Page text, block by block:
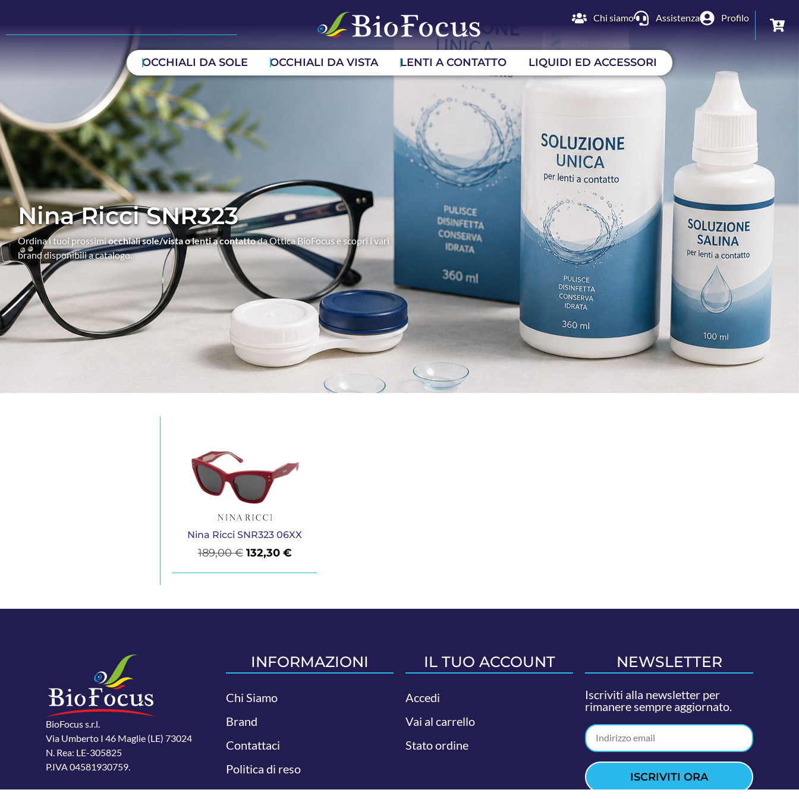
Chi siamo Assistenza Profilo
OCCHIALI DA SOLE OCCHIALI DA VISTA LENTI A CONTATTO LIQUIDI ED ACCESSORI
Nina Ricci SNR323
Ordina i tuoi prossimiocchiali sole/vista o lenti a contattoda Ottica BioFocus e scopri i vari
brand disponibili a catalogo.
Nina Ricci SNR323 06XX
189,00€ 132,30 €
BioFocus s.r.l.
Via Umberto I 46 Maglie (LE) 73024
N. Rea: LE-305825
P.IVA 04581930759.
INFORMAZIONI
Chi Siamo
Brand
Contattaci
Politica di reso
IL TUO ACCOUNT
Accedi
Vai al carrello
Stato ordine
NEWSLETTER
Iscriviti alla newsletter per
rimanere sempre aggiornato.
ISCRIVITI ORA